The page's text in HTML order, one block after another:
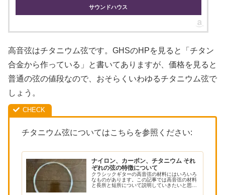
サウンドハウス
高音弦はチタニウム弦です。GHSのHPを見ると「チタン
合金から作っている」と書いてありますが、価格を見ると
普通の弦の値段なので、おそらくいわゆるチタニウム弦で
しょう。
チタニウム弦についてはこちらを参照ください:
ナイロン、カーボン、チタニウム それ
ぞれの弦の特徴について
クラシックギターの高音弦の材料にはいろいろ
なものがあります。この記事では高音弦の材料
と長所と短所について説明していきたいと思い